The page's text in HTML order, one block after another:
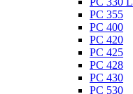
PC 355
PC 400
PC 420
PC 425
PC 428
PC 430
PC 530